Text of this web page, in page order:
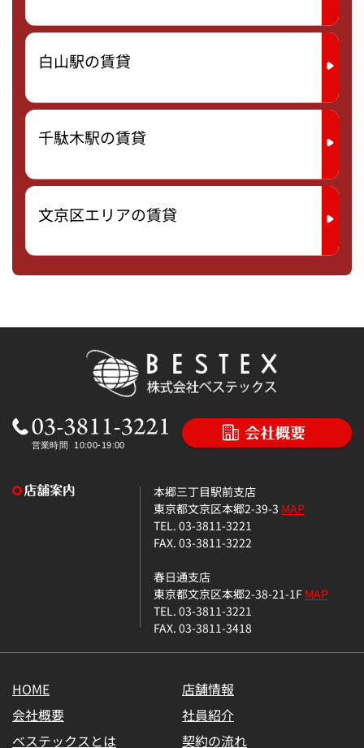
白山駅の賃貸
千駄木駅の賃貸
文京区エリアの賃貸
本郷三丁目駅前支店
東京都文京区本郷2-39-3 MAP
TEL. 03-3811-3221
FAX. 03-3811-3222
春日通支店
東京都文京区本郷2-38-21-1FMAP
TEL. 03-3811-3221
FAX. 03-3811-3418
HOME
店舗情報
会社概要
社員紹介
ベステックスとは
契約の流れ